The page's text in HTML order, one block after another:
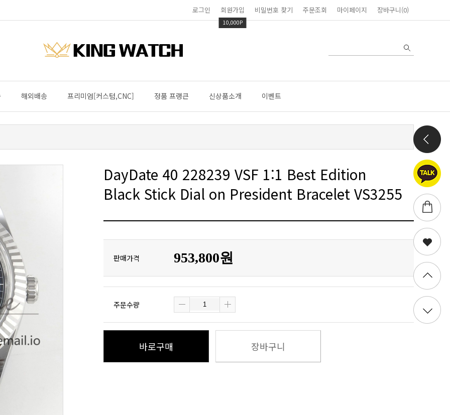
로그인 회원가입
10,000P
비밀번호 찾기 주문조회 마이페이지 장바구니(0)
해외배송 프리미엄[커스텀,CNC] 정품 프랭큰 신상품소개 이벤트
Black Stick Dial on President Bracelet VS3255
판매가격 953,800원
주문수량
바로구매 장바구니